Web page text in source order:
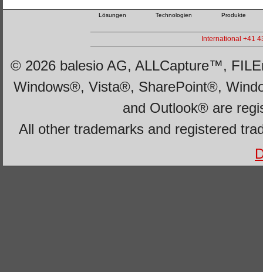
Lösungen Technologien Produkte
International +41
© 2026 balesio AG, ALLCapture™,
Windows®, Vista®, SharePoint®,
and Outlook® are
All other trademarks and registered